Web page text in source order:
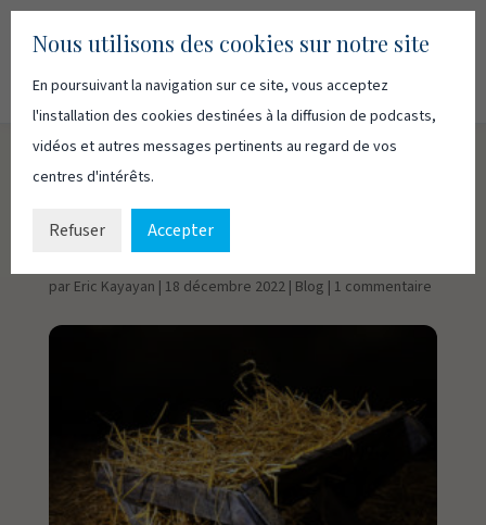
Une naissance pas
comme les autres
par Eric Kayayan | 18 décembre 2022| Blog | 1 commentaire
Nous utilisons des cookies sur notre site
En poursuivant la navigation sur ce site, vous acceptez
l'installation des cookies destinées à la diffusion de podcasts,
vidéos et autres messages pertinents au regard de vos
centres d'intérêts.
Refuser Accepter